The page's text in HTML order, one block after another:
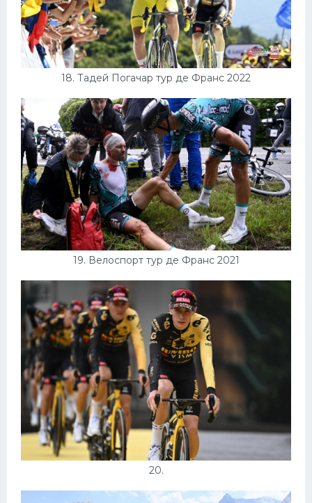
18. Тадей Погачар тур де Франс 2022
19. Велоспорт тур де Франс 2021
20.